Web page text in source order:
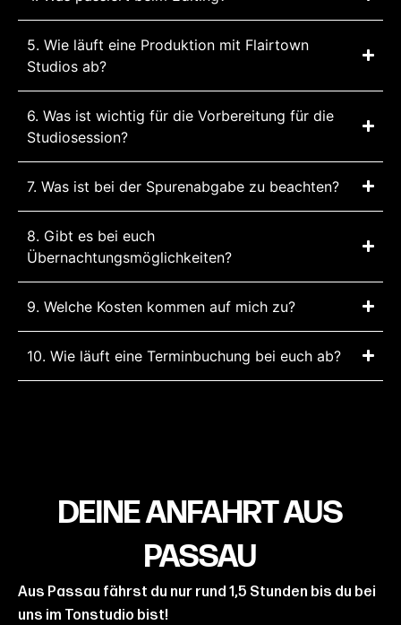
5. Wie läuft eine Produktion mit Flairtown
Studios ab?
6. Was ist wichtig für die Vorbereitung für die
Studiosession?
7. Was ist bei der Spurenabgabe zu beachten?
8. Gibt es bei euch
Übernachtungsmöglichkeiten?
9. Welche Kosten kommen auf mich zu?
10. Wie läuft eine Terminbuchung bei euch ab?
DEINE ANFAHRT AUS
PASSAU
Aus Passau fährst du nur rund 1,5 Stunden bis du bei
uns im Tonstudio bist!